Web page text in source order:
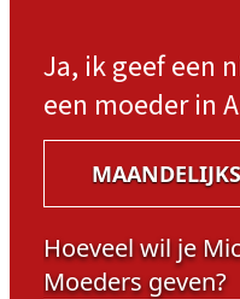
Ja, ik geef een
een moeder in
MAANDELIJKS
Hoeveel wil je
Moeders geven?